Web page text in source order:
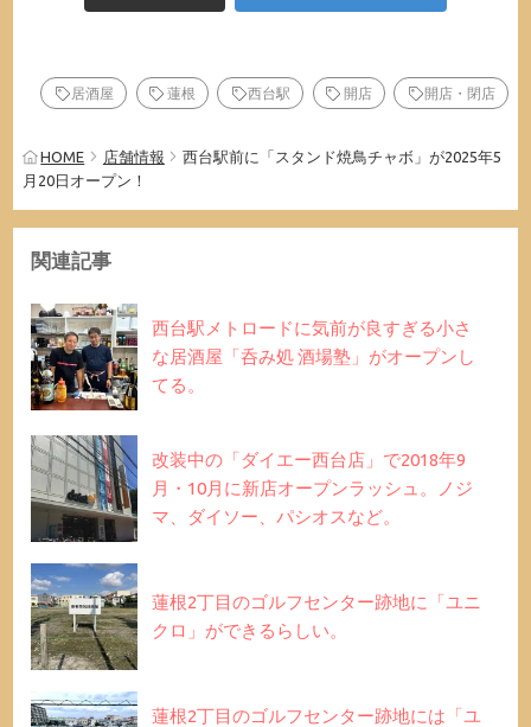
居酒屋 蓮根 西台駅 開店 開店・閉店
HOME 店舗情報
西台駅前に「スタンド焼鳥チャボ」が2025年5
月20日オープン！
関連記事
西台駅メトロードに気前が良すぎる小さ
な居酒屋「呑み処 酒場塾」がオープンし
てる。
改装中の「ダイエー西台店」で2018年9
月・10月に新店オープンラッシュ。ノジ
マ、ダイソー、パシオスなど。
蓮根2丁目のゴルフセンター跡地に「ユニ
クロ」ができるらしい。
蓮根2丁目のゴルフセンター跡地には「ユ